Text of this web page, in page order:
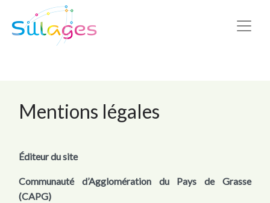
Mentions légales
Éditeur du site
Communauté d’Agglomération du Pays de Grasse
(CAPG)